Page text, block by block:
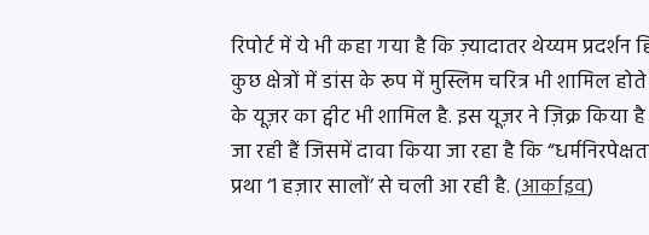
रिपोर्ट में ये भी कहा गया है कि ज़्यादातर थेय्यम
कुछ क्षेत्रों में डांस के रूप में मुस्लिम चरित्र भी शामिल
के यूज़र का ट्वीट भी शामिल है. इस यूज़र ने ज़िक्र किया
जा रही हैं जिसमें दावा किया जा रहा है कि
प्रथा ‘1 हज़ार सालों’ से चली आ रही है. (आर्काइव)